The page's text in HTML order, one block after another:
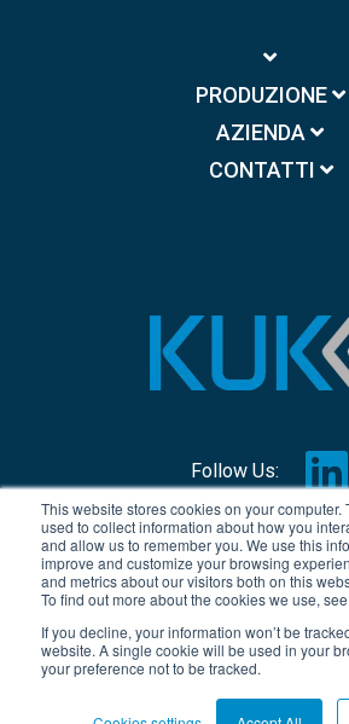
This website stores cookies on your computer.
used to collect information about how you
and allow us to remember you. We use this
improve and customize your browsing
and metrics about our visitors both on this
To find out more about the cookies we use,
If you decline, your information won’t be
website. A single cookie will be used in your
your preference not to be tracked.
PRODUZIONE
AZIENDA
CONTATTI
Follow Us:
© Copyright 2026, KUK
Condizioni generali di contratto
Imprint